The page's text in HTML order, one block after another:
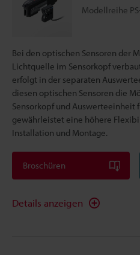
Modellreihe
Bei den optischen Sensoren der
Lichtquelle im Sensorkopf
erfolgt in der separaten
diesen optischen Sensoren die
Sensorkopf und Auswerteeinheit
gewährleistet eine höhere
Installation und Montage.
Broschüren
Details anzeigen